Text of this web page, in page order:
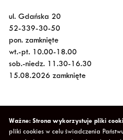
ul. Gdańska 20
52-339-30-50
pon. zamknięte
wt.-pt. 10.00-18.00
sob.-niedz. 11.30-16.30
15.08.2026 zamknięte
Wstęp na wystawy
bezpłatny
Ważne: Strona wykorzystuje pliki
pliki cookies w celu świadczenia